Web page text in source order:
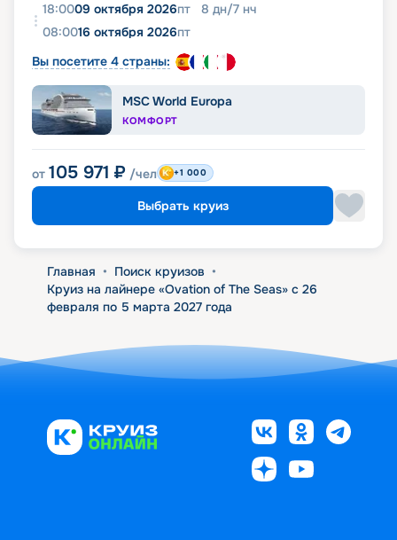
18:0009 октября 2026пт 8 дн/7 нч
08:0016 октября 2026пт
Вы посетите 4 страны:
MSC World Europa
КОМФОРТ
от 105 971 ₽ /чел +1 000
Выбрать круиз
Главная • Поиск круизов •
Круиз на лайнере «Ovation of The Seas» с 26
февраля по 5 марта 2027 года